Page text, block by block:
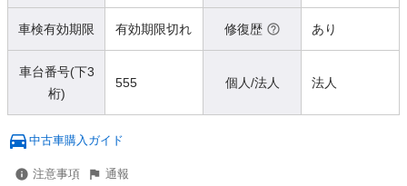
車検有効期限 有効期限切れ 修復歴 あり
車台番号(下3
桁)
555 個人/法人 法人
中古車購入ガイド
注意事項 通報